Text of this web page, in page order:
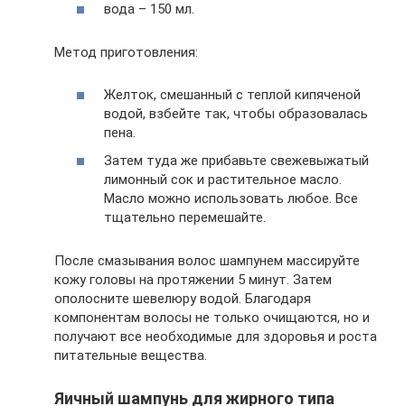
вода – 150 мл.
Метод приготовления:
Желток, смешанный с теплой кипяченой
водой, взбейте так, чтобы образовалась
пена.
Затем туда же прибавьте свежевыжатый
лимонный сок и растительное масло.
Масло можно использовать любое. Все
тщательно перемешайте.
После смазывания волос шампунем массируйте
кожу головы на протяжении 5 минут. Затем
ополосните шевелюру водой. Благодаря
компонентам волосы не только очищаются, но и
получают все необходимые для здоровья и роста
питательные вещества.
Яичный шампунь для жирного типа